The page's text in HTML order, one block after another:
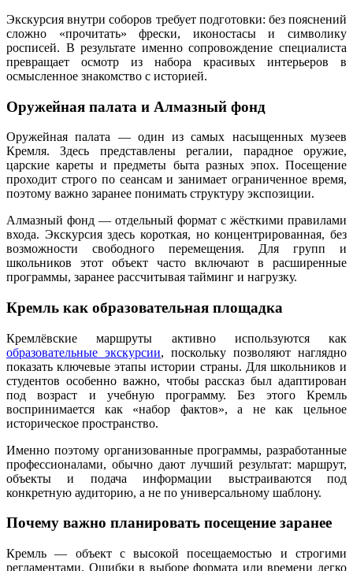
Экскурсия внутри соборов требует подготовки: без пояснений
сложно «прочитать» фрески, иконостасы и символику
росписей. В результате именно сопровождение специалиста
превращает осмотр из набора красивых интерьеров в
осмысленное знакомство с историей.
Оружейная палата и Алмазный фонд
Оружейная палата — один из самых насыщенных музеев
Кремля. Здесь представлены регалии, парадное оружие,
царские кареты и предметы быта разных эпох. Посещение
проходит строго по сеансам и занимает ограниченное время,
поэтому важно заранее понимать структуру экспозиции.
Алмазный фонд — отдельный формат с жёсткими правилами
входа. Экскурсия здесь короткая, но концентрированная, без
возможности свободного перемещения. Для групп и
школьников этот объект часто включают в расширенные
программы, заранее рассчитывая тайминг и нагрузку.
Кремль как образовательная площадка
Кремлёвские маршруты активно используются как
образовательные экскурсии, поскольку позволяют наглядно
показать ключевые этапы истории страны. Для школьников и
студентов особенно важно, чтобы рассказ был адаптирован
под возраст и учебную программу. Без этого Кремль
воспринимается как «набор фактов», а не как цельное
историческое пространство.
Именно поэтому организованные программы, разработанные
профессионалами, обычно дают лучший результат: маршрут,
объекты и подача информации выстраиваются под
конкретную аудиторию, а не по универсальному шаблону.
Почему важно планировать посещение заранее
Кремль — объект с высокой посещаемостью и строгими
регламентами. Ошибки в выборе формата или времени легко